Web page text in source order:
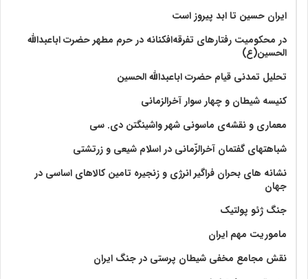
ایران حسین تا ابد پیروز است
در محکومیت رفتارهای تفرقه‌افکنانه در حرم مطهر حضرت اباعبدالله
الحسین(ع)
تحلیل تمدنی قیام حضرت اباعبدالله الحسین
کنیسه شیطان و چهار سوار آخرالزمانی
معماری و نقشه‌ی ماسونی شهر واشينگتن دی. سی
شباهتهای گفتمان آخر‌الزّمانی در اسلام شیعی و زرتشتی
نشانه های بحران فراگیر انرژی و زنجیره تامین کالاهای اساسی در
جهان
جنگ ژئو پولتیک
ماموریت مهم ایران
نقش مجامع مخفی شیطان پرستی در جنگ ایران